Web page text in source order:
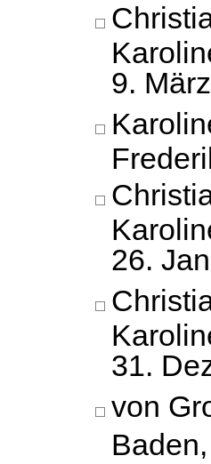
9.
26.
31.
von
Baden,